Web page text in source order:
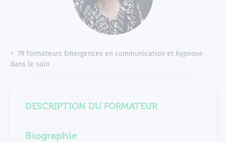
Accueil
Nos formateurs
79 formateurs Emergences en communication et hypnose
dans le soin
DESCRIPTION DU FORMATEUR
Biographie